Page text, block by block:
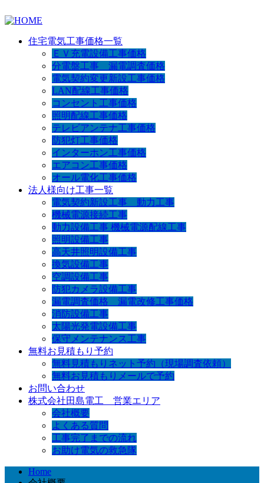
住宅電気工事価格一覧
ＥＶ充電設備工事価格
分電盤工事 漏電調査価格
電気契約変更新設工事価格
LAN配線工事価格
コンセント工事価格
照明配線工事価格
テレビアンテナ工事価格
防犯灯工事価格
インターホン工事価格
エアコン工事価格
オール電化工事価格
法人様向け工事一覧
電気契約新設工事 動力工事
機械電源接続工事
動力設備工事 機械電源配線工事
照明設備工事
高天井照明設備工事
換気設備工事
空調設備工事
防犯カメラ設備工事
漏電調査価格 漏電改修工事価格
消防設備工事
太陽光発電設備工事
保守メンテナンス工事
無料お見積もり予約
無料見積もりネット予約（現場調査依頼）
無料お見積もりメールで予約
お問い合わせ
株式会社田島電工 営業エリア
会社概要
よくある質問
工事完了までの流れ
お助け電気の救急隊
Home